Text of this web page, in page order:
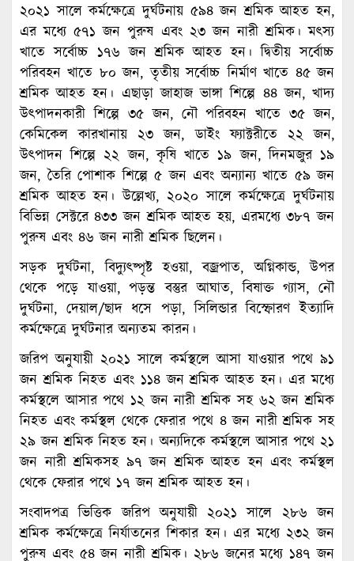
২০২১ সালে কর্মক্ষেত্রে দুর্ঘটনায় ৫৯৪ জন শ্রমিক আহত হন,
এর মধ্যে ৫৭১ জন পুরুষ এবং ২৩ জন নারী শ্রমিক। মৎস্য
খাতে সর্বোচ্চ ১৭৬ জন শ্রমিক আহত হন। দ্বিতীয় সর্বোচ্চ
পরিবহন খাতে ৮০ জন, তৃতীয় সর্বোচ্চ নির্মাণ খাতে ৪৫ জন
শ্রমিক আহত হন। এছাড়া জাহাজ ভাঙ্গা শিল্পে ৪৪ জন, খাদ্য
উৎপাদনকারী শিল্পে ৩৫ জন, নৌ পরিবহন খাতে ৩৫ জন,
কেমিকেল কারখানায় ২৩ জন, ডাইং ফ্যাক্টরীতে ২২ জন,
উৎপাদন শিল্পে ২২ জন, কৃষি খাতে ১৯ জন, দিনমজুর ১৯
জন, তৈরি পোশাক শিল্পে ৫ জন এবং অন্যান্য খাতে ৫৯ জন
শ্রমিক আহত হন। উল্লেখ্য, ২০২০ সালে কর্মক্ষেত্রে দুর্ঘটনায়
বিভিন্ন সেক্টরে ৪৩৩ জন শ্রমিক আহত হয়, এরমধ্যে ৩৮৭ জন
পুরুষ এবং ৪৬ জন নারী শ্রমিক ছিলেন।
সড়ক দুর্ঘটনা, বিদ্যুৎষ্পৃষ্ট হওয়া, বজ্রপাত, অগ্নিকান্ড, উপর
থেকে পড়ে যাওয়া, পড়ন্ত বস্তুর আঘাত, বিষাক্ত গ্যাস, নৌ
দুর্ঘটনা, দেয়াল/ছাদ ধসে পড়া, সিলিন্ডার বিস্ফোরণ ইত্যাদি
কর্মক্ষেত্রে দুর্ঘটনার অন্যতম কারন।
জরিপ অনুযায়ী ২০২১ সালে কর্মস্থলে আসা যাওয়ার পথে ৯১
জন শ্রমিক নিহত এবং ১১৪ জন শ্রমিক আহত হন। এর মধ্যে
কর্মস্থলে আসার পথে ১২ জন নারী শ্রমিক সহ ৬২ জন শ্রমিক
নিহত এবং কর্মস্থল থেকে ফেরার পথে ৪ জন নারী শ্রমিক সহ
২৯ জন শ্রমিক নিহত হন। অন্যদিকে কর্মস্থলে আসার পথে ২১
জন নারী শ্রমিকসহ ৯৭ জন শ্রমিক আহত হন এবং কর্মস্থল
থেকে ফেরার পথে ১৭ জন শ্রমিক আহত হন।
সংবাদপত্র ভিত্তিক জরিপ অনুযায়ী ২০২১ সালে ২৮৬ জন
শ্রমিক কর্মক্ষেত্রে নির্যাতনের শিকার হন। এর মধ্যে ২৩২ জন
পুরুষ এবং ৫৪ জন নারী শ্রমিক। ২৮৬ জনের মধ্যে ১৪৭ জন